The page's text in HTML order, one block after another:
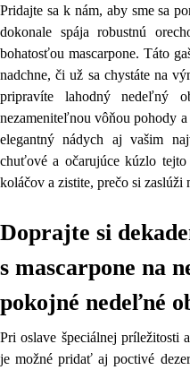
Pridajte sa k nám, aby sme sa
dokonale spája robustnú
bohatosťou mascarpone. Táto
nadchne, či už sa chystáte na
pripravíte lahodný nedeľný
nezameniteľnou vôňou pohody
elegantný nádych aj vašim
chuťové a očarujúce kúzlo
koláčov a zistite, prečo si zaslúži
Doprajte si
s mascarpone na
pokojné nedeľné
Pri oslave špeciálnej príležitosti
je možné pridať aj poctivé